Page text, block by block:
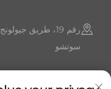
رقم 19، طريق
سوتشو